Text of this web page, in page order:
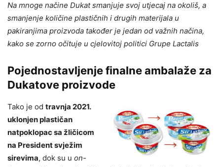
Na mnoge načine Dukat smanjuje svoj utjecaj na okoliš, a
smanjenje količine plastičnih i drugih materijala u
pakiranjima proizvoda također je jedan od važnih načina,
kako se zorno očituje u cjelovitoj politici Grupe Lactalis
Pojednostavljenje finalne ambalaže za
Dukatove proizvode
Tako je od travnja 2021.
uklonjen plastičan
natpoklopac sa žličicom
na President svježim
sirevima, dok su u on-